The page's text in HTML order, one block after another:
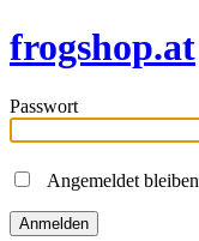
frogshop.at
Passwort
Angemeldet bleiben